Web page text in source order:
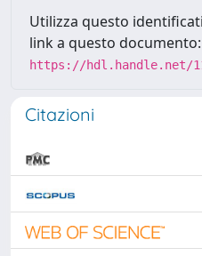
Utilizza questo
link a questo documento:
https://hdl.handle.net/
Citazioni